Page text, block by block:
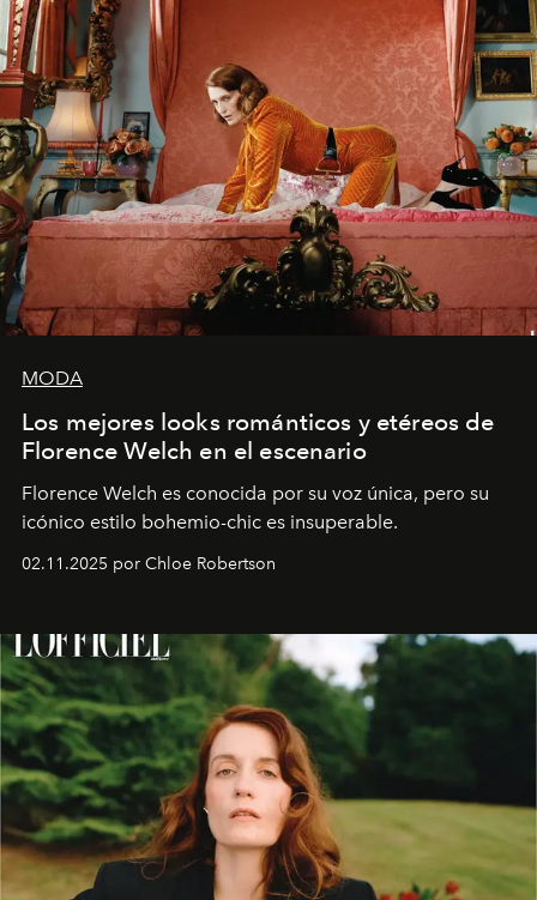
MODA
Los mejores looks románticos y etéreos de
Florence Welch en el escenario
Florence Welch es conocida por su voz única, pero su
icónico estilo bohemio-chic es insuperable.
02.11.2025 por Chloe Robertson